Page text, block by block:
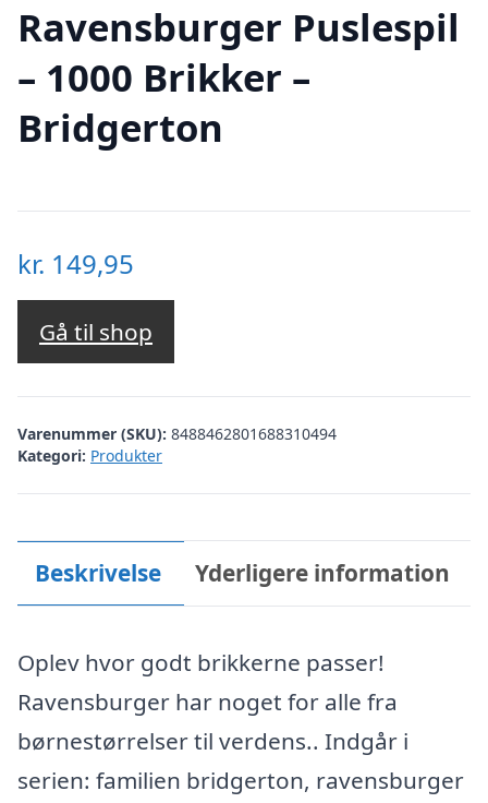
Ravensburger Puslespil
– 1000 Brikker –
Bridgerton
kr. 149,95
Gå til shop
Varenummer (SKU): 8488462801688310494
Kategori: Produkter
Beskrivelse Yderligere information
Oplev hvor godt brikkerne passer!
Ravensburger har noget for alle fra
børnestørrelser til verdens.. Indgår i
serien: familien bridgerton, ravensburger